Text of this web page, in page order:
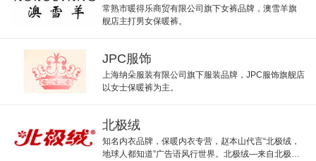
常熟市暖得乐商贸有限公司旗下女裤品牌，澳雪羊旗
舰店主打男女保暖裤。
JPC服饰
上海纳朵服装有限公司旗下服装品牌，JPC服饰旗舰店
以女士保暖裤为主。
北极绒
知名内衣品牌，保暖内衣专营，赵本山代言“北极绒，
地球人都知道”广告语风行世界。北极绒—来自北极的